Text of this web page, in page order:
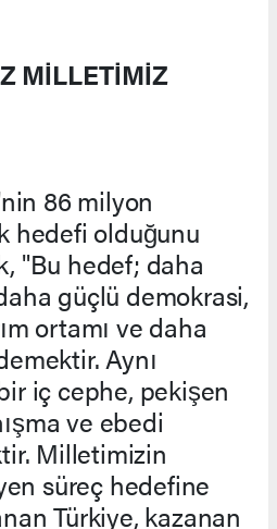
MİLLETİMİZ
86 milyon
hedefi olduğunu
"Bu hedef; daha
güçlü demokrasi,
ortamı ve daha
Aynı
iç cephe, pekişen
ve ebedi
Milletimizin
süreç hedefine
Türkiye, kazanan